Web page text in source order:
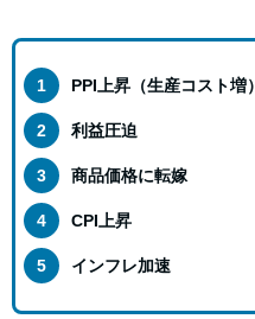
PPI上昇（生産コスト増）
利益圧迫
商品価格に転嫁
CPI上昇
インフレ加速